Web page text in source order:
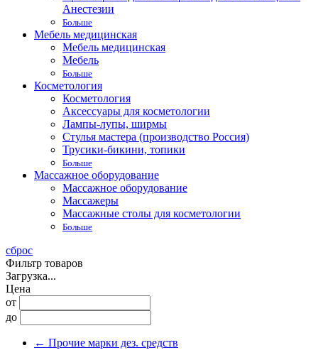
Анестезии
Больше
Мебель медицинская
Мебель медицинская
Мебель
Больше
Косметология
Косметология
Аксессуары для косметологии
Лампы-лупы, ширмы
Стулья мастера (производство Россия)
Трусики-бикини, топики
Больше
Массажное оборудование
Массажное оборудование
Массажеры
Массажные столы для косметологии
Больше
сброс
Фильтр товаров
Загрузка...
Цена
от
до
← Прочие марки дез. средств